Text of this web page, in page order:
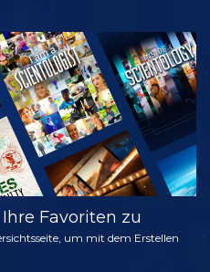
SERIE
ENTDECKEN
Favoriten zu
um mit dem Erstellen